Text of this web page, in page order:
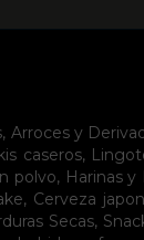
, Arroces y
caseros,
polvo, Harinas y
, Cerveza
Secas,